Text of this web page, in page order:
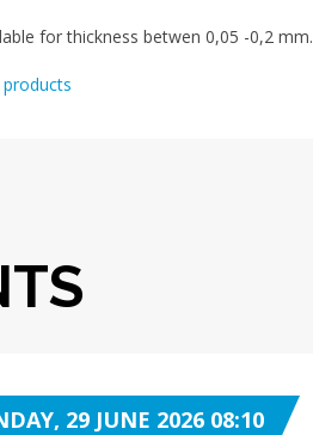
for thickness betwen 0,05 -0,2
products
29 JUNE 2026 08:10